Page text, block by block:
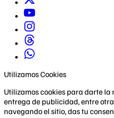
Utilizamos Cookies
Utilizamos cookies para darte
entrega de publicidad, entre
navegando el sitio, das tu